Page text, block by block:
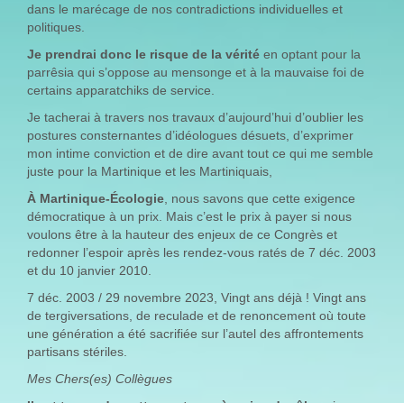
dans le marécage de nos contradictions individuelles et
politiques.
Je prendrai donc le risque de la vérité en optant pour la
parrêsia qui s’oppose au mensonge et à la mauvaise foi de
certains apparatchiks de service.
Je tacherai à travers nos travaux d’aujourd’hui d’oublier les
postures consternantes d’idéologues désuets, d’exprimer
mon intime conviction et de dire avant tout ce qui me semble
juste pour la Martinique et les Martiniquais,
À Martinique-Écologie , nous savons que cette exigence
démocratique à un prix. Mais c’est le prix à payer si nous
voulons être à la hauteur des enjeux de ce Congrès et
redonner l’espoir après les rendez-vous ratés de 7 déc. 2003
et du 10 janvier 2010.
7 déc. 2003 / 29 novembre 2023, Vingt ans déjà ! Vingt ans
de tergiversations, de reculade et de renoncement où toute
une génération a été sacrifiée sur l’autel des affrontements
partisans stériles.
Mes Chers(es) Collègues